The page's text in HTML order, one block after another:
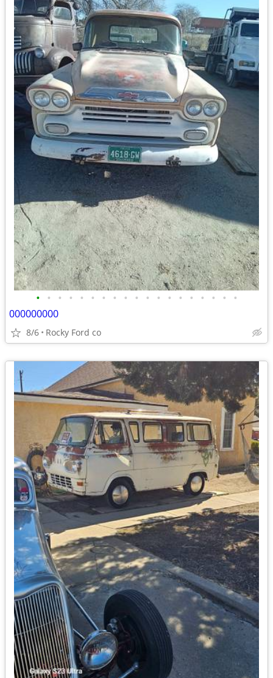
• • • • • • • • • • • • • • • • • • •
000000000
8/6 Rocky Ford co